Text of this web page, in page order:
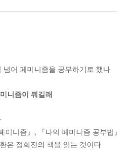
넘어 페미니즘을 공부하기로 했나
니즘이 뭐길래
미니즘』, 『나의 페미니즘 공부법
은 정희진의 책을 읽는 것이다